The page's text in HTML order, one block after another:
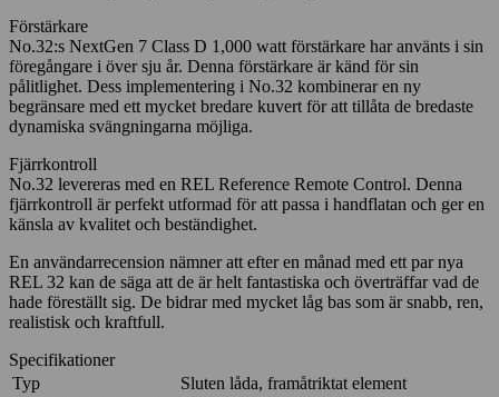
Förstärkare
No.32:s NextGen 7 Class D 1,000 watt förstärkare har använts i sin
föregångare i över sju år. Denna förstärkare är känd för sin
pålitlighet. Dess implementering i No.32 kombinerar en ny
begränsare med ett mycket bredare kuvert för att tillåta de bredaste
dynamiska svängningarna möjliga.
Fjärrkontroll
No.32 levereras med en REL Reference Remote Control. Denna
fjärrkontroll är perfekt utformad för att passa i handflatan och ger en
känsla av kvalitet och beständighet.
En användarrecension nämner att efter en månad med ett par nya
REL 32 kan de säga att de är helt fantastiska och överträffar vad de
hade föreställt sig. De bidrar med mycket låg bas som är snabb, ren,
realistisk och kraftfull.
Specifikationer
Typ
Sluten låda, framåtriktat element